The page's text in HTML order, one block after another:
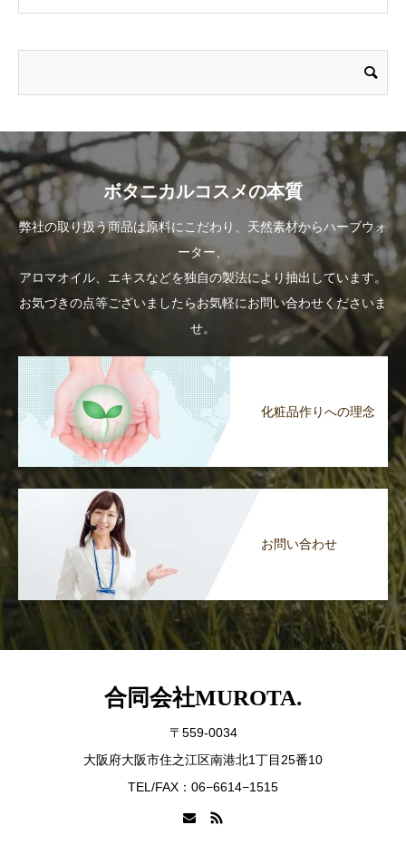
ボタニカルコスメの本質
弊社の取り扱う商品は原料にこだわり、天然素材からハーブウォ
ーター、
アロマオイル、エキスなどを独自の製法により抽出しています。
お気づきの点等ございましたらお気軽にお問い合わせくださいま
せ。
化粧品作りへの理念
お問い合わせ
合同会社MUROTA.
〒559-0034
大阪府大阪市住之江区南港北1丁目25番10
TEL/FAX：06−6614−1515